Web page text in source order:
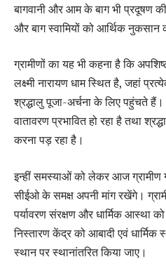
बागवानी और आम के बाग भी प्रदूषण
और बाग स्वामियों को आर्थिक
ग्रामीणों का यह भी कहना है कि
लक्ष्मी नारायण धाम स्थित है, जहां
श्रद्धालु पूजा-अर्चना के लिए पहुंचते
वातावरण प्रभावित हो रहा है तथा
करना पड़ रहा है।
इन्हीं समस्याओं को लेकर आज ग्रामीण
सीईओ के समक्ष अपनी मांग रखेंगे।
पर्यावरण संरक्षण और धार्मिक आस्था
निस्तारण केंद्र को आबादी एवं
स्थान पर स्थानांतरित किया जाए।